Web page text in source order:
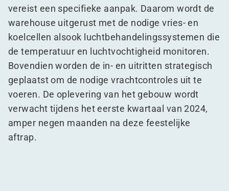
vereist een specifieke aanpak. Daarom wordt de
warehouse uitgerust met de nodige vries- en
koelcellen alsook luchtbehandelingssystemen die
de temperatuur en luchtvochtigheid monitoren.
Bovendien worden de in- en uitritten strategisch
geplaatst om de nodige vrachtcontroles uit te
voeren. De oplevering van het gebouw wordt
verwacht tijdens het eerste kwartaal van 2024,
amper negen maanden na deze feestelijke
aftrap.